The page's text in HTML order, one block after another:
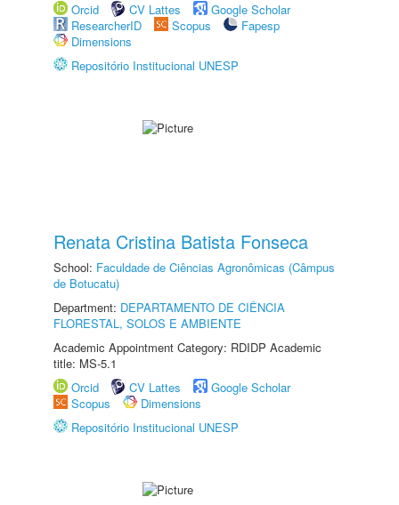
Orcid
CV Lattes
Google Scholar
ResearcherID
Scopus
Fapesp
Dimensions
Repositório Institucional UNESP
Renata Cristina Batista Fonseca
School: Faculdade de Ciências Agronômicas (Câmpus
de Botucatu)
Department: DEPARTAMENTO DE CIÊNCIA
FLORESTAL, SOLOS E AMBIENTE
Academic Appointment Category: RDIDP Academic
title: MS-5.1
Orcid
CV Lattes
Google Scholar
Scopus
Dimensions
Repositório Institucional UNESP